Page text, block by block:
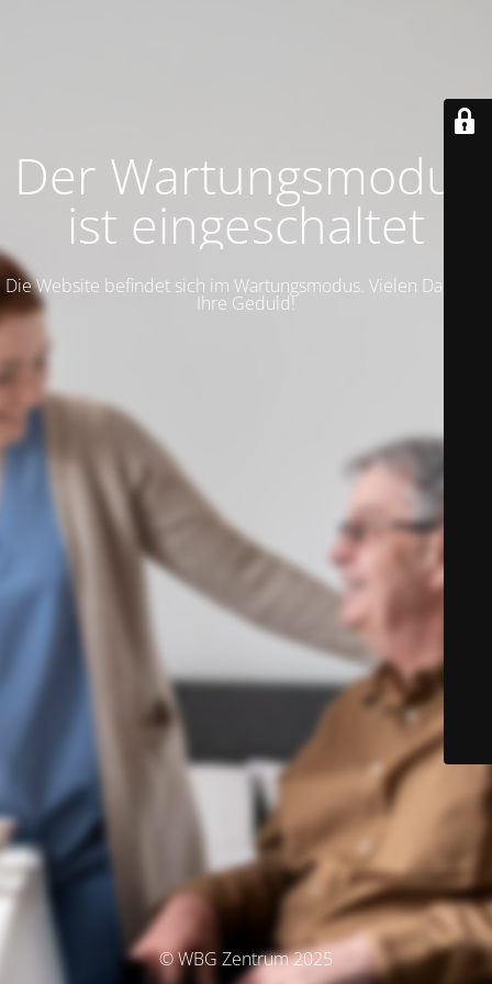
Der Wartungsmodus
ist eingeschaltet
Die Website befindet sich im Wartungsmodus. Vielen Dank für
Ihre Geduld!
© WBG Zentrum 2025